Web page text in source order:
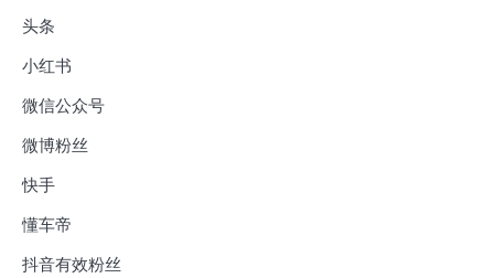
头条
小红书
微信公众号
微博粉丝
快手
懂车帝
抖音有效粉丝